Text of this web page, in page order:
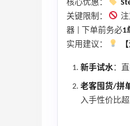
核心优惠：
关键限制：
器 | 下单前务必1
实用建议：
新手试水：
老客囤货/拼
入手性价比
饰、包袋
低至5折
LIU JO
健身补剂
无门槛7.5
iHerb